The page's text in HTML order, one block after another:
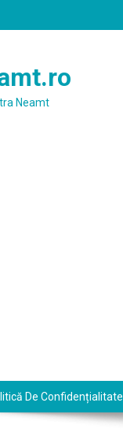
Neamt
De Confidențialitate